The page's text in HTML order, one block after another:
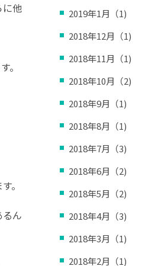
に他
。
。
ん
2019年1月（1)
2018年12月（1)
2018年11月（1)
2018年10月（2)
2018年9月（1)
2018年8月（1)
2018年7月（3)
2018年6月（2)
2018年5月（2)
2018年4月（3)
2018年3月（1)
2018年2月（1)